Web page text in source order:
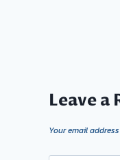
Leave a
Your email